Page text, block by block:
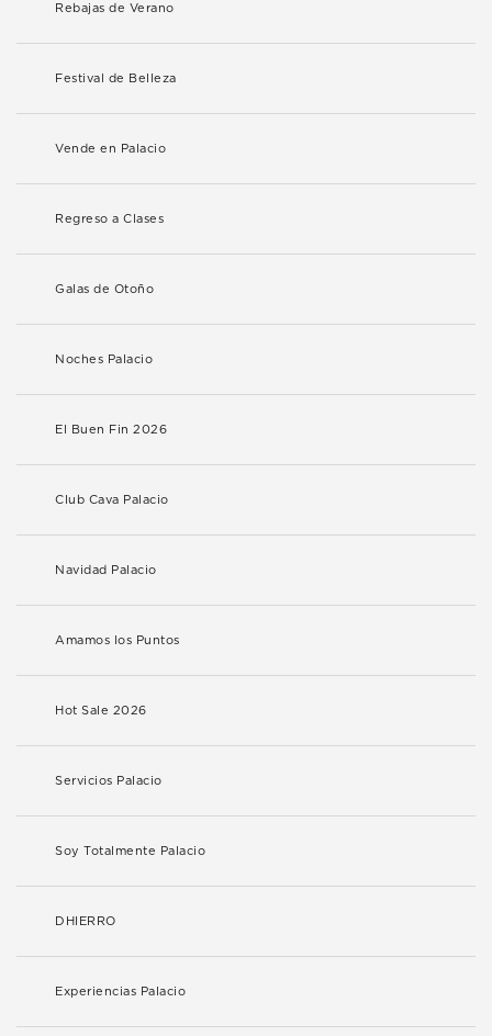
Rebajas de Verano
Festival de Belleza
Vende en Palacio
Regreso a Clases
Galas de Otoño
Noches Palacio
El Buen Fin 2026
Club Cava Palacio
Navidad Palacio
Amamos los Puntos
Hot Sale 2026
Servicios Palacio
Soy Totalmente Palacio
DHIERRO
Experiencias Palacio